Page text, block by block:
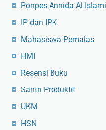
Ponpes Annida Al Islami
IP dan IPK
Mahasiswa Pemalas
HMI
Resensi Buku
Santri Produktif
UKM
HSN